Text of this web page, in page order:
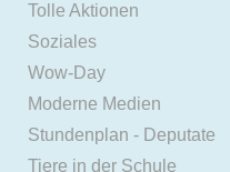
Tolle Aktionen
Soziales
Wow-Day
Moderne Medien
Stundenplan - Deputate
Tiere in der Schule